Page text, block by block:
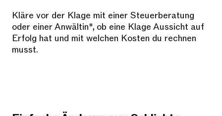
Kläre vor der Klage mit einer Steuerberatung
oder einer Anwältin*, ob eine Klage Aussicht auf
Erfolg hat und mit welchen Kosten du rechnen
musst.